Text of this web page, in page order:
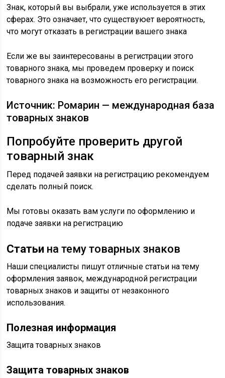
Знак, который вы выбрали, уже используется в этих
сферах. Это означает, что существуюет вероятность,
что могут отказать в регистрации вашего знака
Если же вы заинтересованы в регистрации этого
товарного знака, мы проведем проверку и поиск
товарного знака на возможность его регистрации.
Источник: Ромарин — международная база
товарных знаков
Попробуйте проверить другой
товарный знак
Перед подачей заявки на регистрацию рекомендуем
сделать полный поиск.
Мы готовы оказать вам услуги по оформлению и
подаче заявки на регистрацию
Статьи на тему товарных знаков
Наши специалисты пишут отличные статьи на тему
оформления заявок, международной регистрации
товарных знаков и защиты от незаконного
использования.
Полезная информация
Защита товарных знаков
Защита товарных знаков